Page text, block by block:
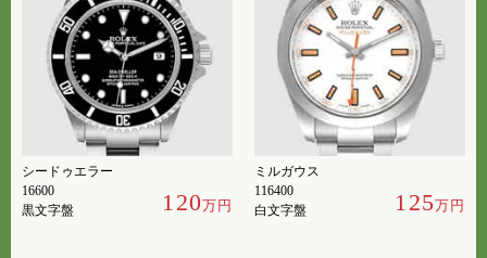
シードゥエラー
16600
黒文字盤
120万円
ミルガウス
116400
白文字盤
125万円